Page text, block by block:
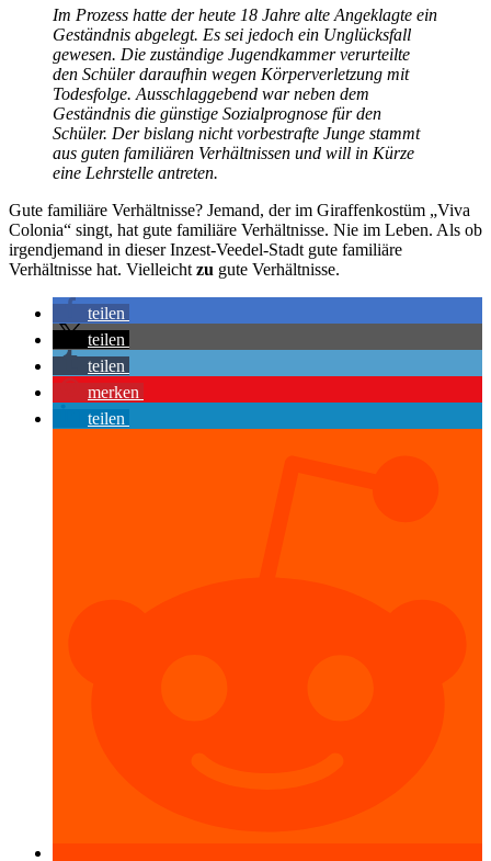
Im Prozess hatte der heute 18 Jahre alte Angeklagte ein
Geständnis abgelegt. Es sei jedoch ein Unglücksfall
gewesen. Die zuständige Jugendkammer verurteilte
den Schüler daraufhin wegen Körperverletzung mit
Todesfolge. Ausschlaggebend war neben dem
Geständnis die günstige Sozialprognose für den
Schüler. Der bislang nicht vorbestrafte Junge stammt
aus guten familiären Verhältnissen und will in Kürze
eine Lehrstelle antreten.
Gute familiäre Verhältnisse? Jemand, der im Giraffenkostüm „Viva
Colonia“ singt, hat gute familiäre Verhältnisse. Nie im Leben. Als ob
irgendjemand in dieser Inzest-Veedel-Stadt gute familiäre
Verhältnisse hat. Vielleicht zu gute Verhältnisse.
teilen
teilen
teilen
merken
teilen